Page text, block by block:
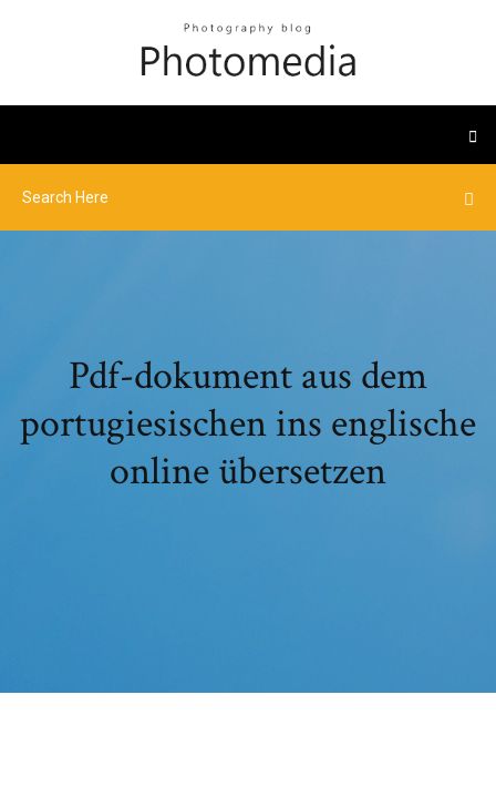
Pdf-dokument aus dem
portugiesischen ins englische
online übersetzen